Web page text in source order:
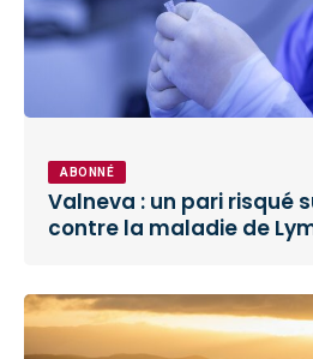
ABONNÉ
Valneva : un pari risqué
contre la maladie de